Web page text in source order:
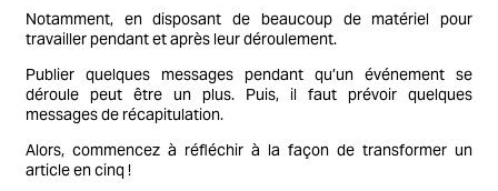
Notamment, en disposant de beaucoup de matériel pour
travailler pendant et après leur déroulement.
Publier quelques messages pendant qu’un événement se
déroule peut être un plus. Puis, il faut prévoir quelques
messages de récapitulation.
Alors, commencez à réfléchir à la façon de transformer un
article en cinq !